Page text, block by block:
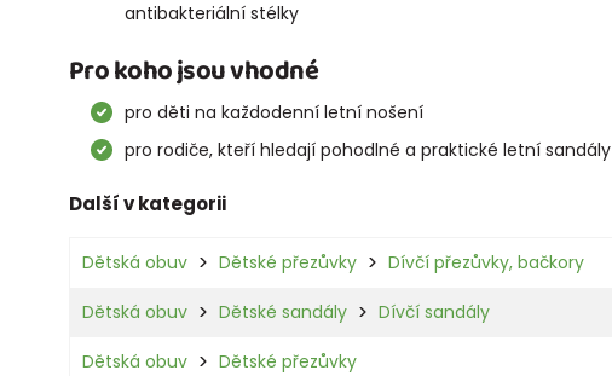
antibakteriální stélky
Pro koho jsou vhodné
pro děti na každodenní letní nošení
pro rodiče, kteří hledají pohodlné a praktické letní sandály
Další v kategorii
Dětská obuv Dětské přezůvky Dívčí přezůvky, bačkory
Dětská obuv Dětské sandály Dívčí sandály
Dětská obuv Dětské přezůvky